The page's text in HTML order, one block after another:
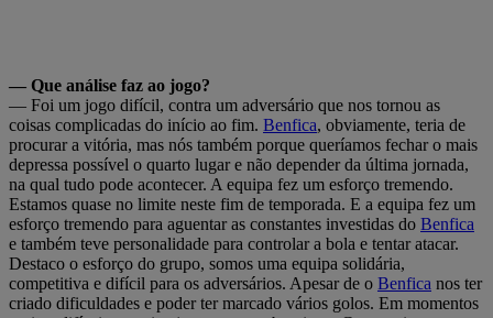
— Que análise faz ao jogo?
— Foi um jogo difícil, contra um adversário que nos tornou as
coisas complicadas do início ao fim. Benfica, obviamente, teria de
procurar a vitória, mas nós também porque queríamos fechar o mais
depressa possível o quarto lugar e não depender da última jornada,
na qual tudo pode acontecer. A equipa fez um esforço tremendo.
Estamos quase no limite neste fim de temporada. E a equipa fez um
esforço tremendo para aguentar as constantes investidas do Benfica
e também teve personalidade para controlar a bola e tentar atacar.
Destaco o esforço do grupo, somos uma equipa solidária,
competitiva e difícil para os adversários. Apesar de o Benfica nos ter
criado dificuldades e poder ter marcado vários golos. Em momentos